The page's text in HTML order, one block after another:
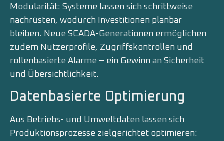
Modularität: Systeme lassen sich schrittweise
nachrüsten, wodurch Investitionen planbar
bleiben. Neue SCADA-Generationen ermöglichen
zudem Nutzerprofile, Zugriffskontrollen und
rollenbasierte Alarme – ein Gewinn an Sicherheit
und Übersichtlichkeit.
Datenbasierte Optimierung
Aus Betriebs- und Umweltdaten lassen sich
Produktionsprozesse zielgerichtet optimieren: